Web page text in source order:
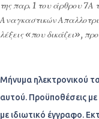
βρέθηκε στο Μεσολόγγι
Μαυροκορδάτο, ασπάστηκε
γραμματέας του
και το πρώτο σύ...
της παρ. 1 του άρθρου 7Α
Αναγκαστικών
λέξεις «που δικάζει»,
Μήνυμα ηλεκτρονικού
αυτού. Προϋποθέσεις με
με ιδιωτικό έγγραφο.